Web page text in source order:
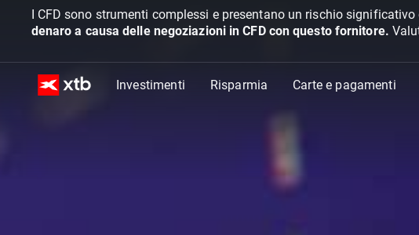
I CFD sono strumenti complessi e presentano un rischio
denaro a causa delle negoziazioni in CFD con questo fornitore.
Investimenti Risparmia Carte e pagamenti